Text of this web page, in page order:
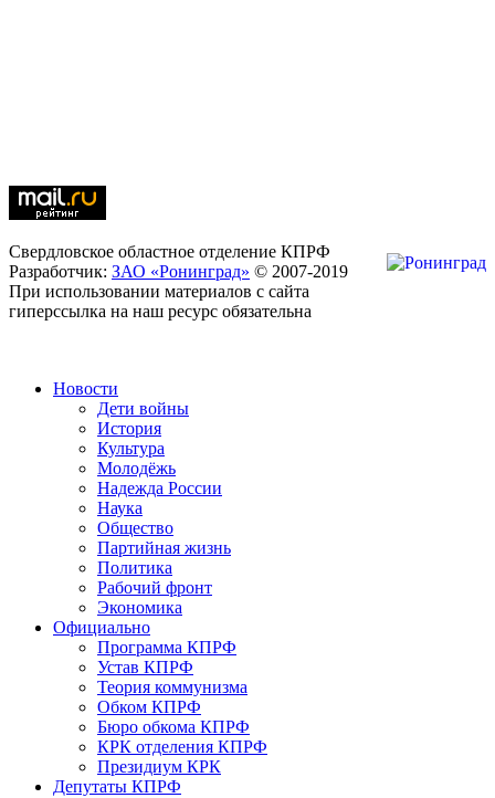
Свердловское областное отделение КПРФ
Разработчик: ЗАО «Ронинград» © 2007-2019
При использовании материалов с сайта
гиперссылка на наш ресурс обязательна
Новости
Дети войны
История
Культура
Молодёжь
Надежда России
Наука
Общество
Партийная жизнь
Политика
Рабочий фронт
Экономика
Официально
Программа КПРФ
Устав КПРФ
Теория коммунизма
Обком КПРФ
Бюро обкома КПРФ
КРК отделения КПРФ
Президиум КРК
Депутаты КПРФ